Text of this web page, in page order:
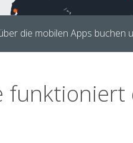
die mobilen Apps buchen
funktioniert